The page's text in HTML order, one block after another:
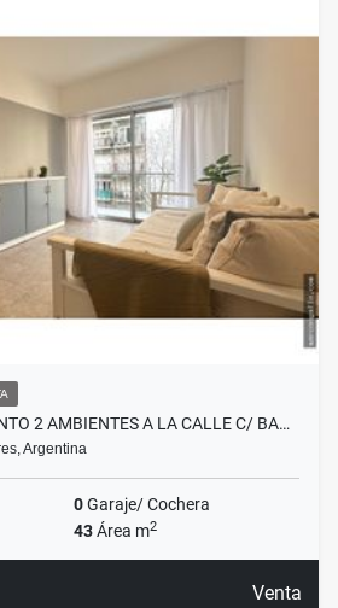
2 AMBIENTES A LA CALLE C/ BA…
Argentina
0Garaje/ Cochera
43Área m2
Venta